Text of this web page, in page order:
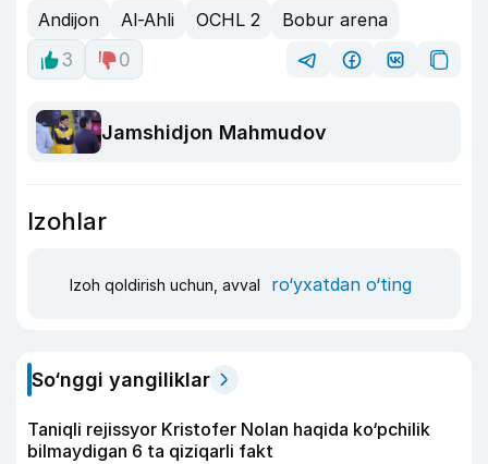
Andijon Al-Ahli OCHL 2
Bobur arena
3
0
Jamshidjon Mahmudov
Izohlar
Izoh qoldirish uchun, avval ro‘yxatdan o‘ting
So‘nggi yangiliklar
Taniqli rejissyor Kristofer Nolan haqida ko‘pchilik
bilmaydigan 6 ta qiziqarli fakt